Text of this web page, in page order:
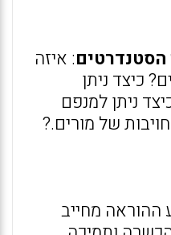
הסטנדרטים: איזה
כיצד ניתן
ניתן למנפם
של מורים.?
ההוראה מחייב